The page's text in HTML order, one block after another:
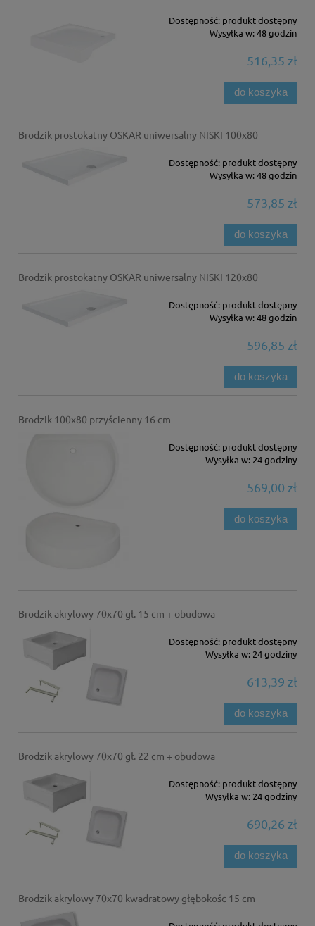
Dostępność: produkt dostępny
Wysyłka w: 48 godzin
516,35 zł
do koszyka
Brodzik prostokatny OSKAR uniwersalny NISKI 100x80
Dostępność: produkt dostępny
Wysyłka w: 48 godzin
573,85 zł
do koszyka
Brodzik prostokatny OSKAR uniwersalny NISKI 120x80
Dostępność: produkt dostępny
Wysyłka w: 48 godzin
596,85 zł
do koszyka
Brodzik 100x80 przyścienny 16 cm
Dostępność: produkt dostępny
Wysyłka w: 24 godziny
569,00 zł
do koszyka
Brodzik akrylowy 70x70 gł. 15 cm + obudowa
Dostępność: produkt dostępny
Wysyłka w: 24 godziny
613,39 zł
do koszyka
Brodzik akrylowy 70x70 gł. 22 cm + obudowa
Dostępność: produkt dostępny
Wysyłka w: 24 godziny
690,26 zł
do koszyka
Brodzik akrylowy 70x70 kwadratowy głębokośc 15 cm